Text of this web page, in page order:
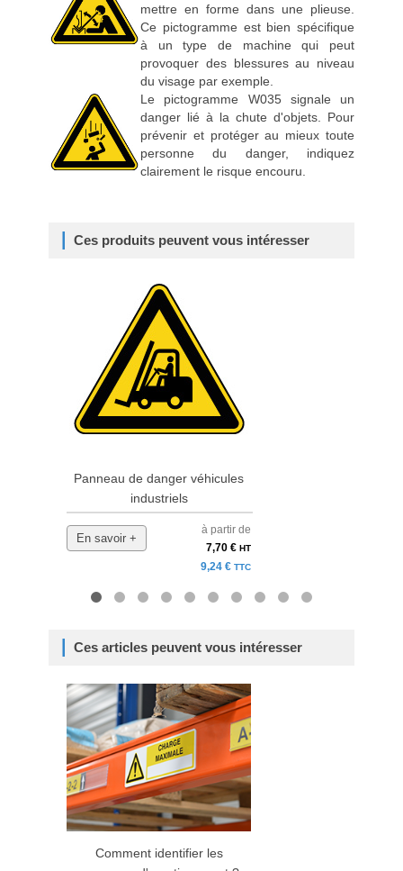
mettre en forme dans une plieuse.
Ce pictogramme est bien spécifique
à un type de machine qui peut
provoquer des blessures au niveau
du visage par exemple.
Le pictogramme W035 signale un
danger lié à la chute d'objets. Pour
prévenir et protéger au mieux toute
personne du danger, indiquez
clairement le risque encouru.
Ces produits peuvent vous intéresser
Panneau de danger véhicules
industriels
En savoir +
à partir de
7,70 € HT
9,24 € TTC
Ces articles peuvent vous intéresser
Comment identifier les